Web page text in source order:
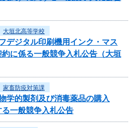
大垣北高等学校
デジタル印刷機用インク・マス
に係る一般競争入札公告（大垣
家畜防疫対策課
学的製剤及び消毒薬品の購入
る一般競争入札公告